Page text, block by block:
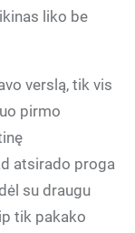
liko be
verslą, tik vis
pirmo
atsirado proga
su draugu
tik pakako